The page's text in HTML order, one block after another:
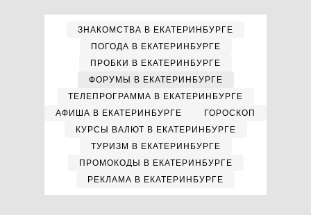
ЗНАКОМСТВА В ЕКАТЕРИНБУРГЕ
ПОГОДА В ЕКАТЕРИНБУРГЕ
ПРОБКИ В ЕКАТЕРИНБУРГЕ
ФОРУМЫ В ЕКАТЕРИНБУРГЕ
ТЕЛЕПРОГРАММА В ЕКАТЕРИНБУРГЕ
АФИША В ЕКАТЕРИНБУРГЕ
ГОРОСКОП
КУРСЫ ВАЛЮТ В ЕКАТЕРИНБУРГЕ
ТУРИЗМ В ЕКАТЕРИНБУРГЕ
ПРОМОКОДЫ В ЕКАТЕРИНБУРГЕ
РЕКЛАМА В ЕКАТЕРИНБУРГЕ